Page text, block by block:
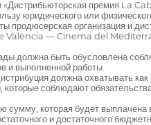
«Дистрибьюторская премия La
юридического или
продюсерская организация и
València — Cinema del
должна быть обусловлена
и выполненной работы.
должна охватывать
соблюдают
сумму, которая будет
и достаточного